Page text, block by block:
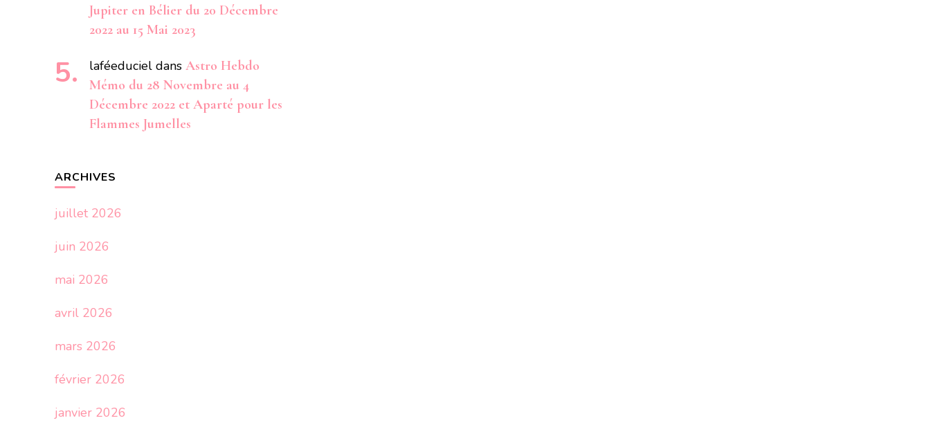
Jupiter en Bélier du 20 Décembre
2022 au 15 Mai 2023
laféeduciel dans Astro Hebdo
Mémo du 28 Novembre au 4
Décembre 2022 et Aparté pour les
Flammes Jumelles
ARCHIVES
juillet 2026
juin 2026
mai 2026
avril 2026
mars 2026
février 2026
janvier 2026